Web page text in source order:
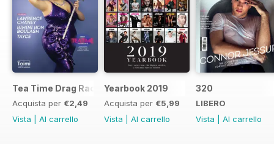
Tea Time Drag Race UK Digital Special
Acquista per €2,49
Vista
Al carrello
Yearbook 2019
Acquista per €5,99
Vista
Al carrello
320
LIBERO
Vista
Al carrello